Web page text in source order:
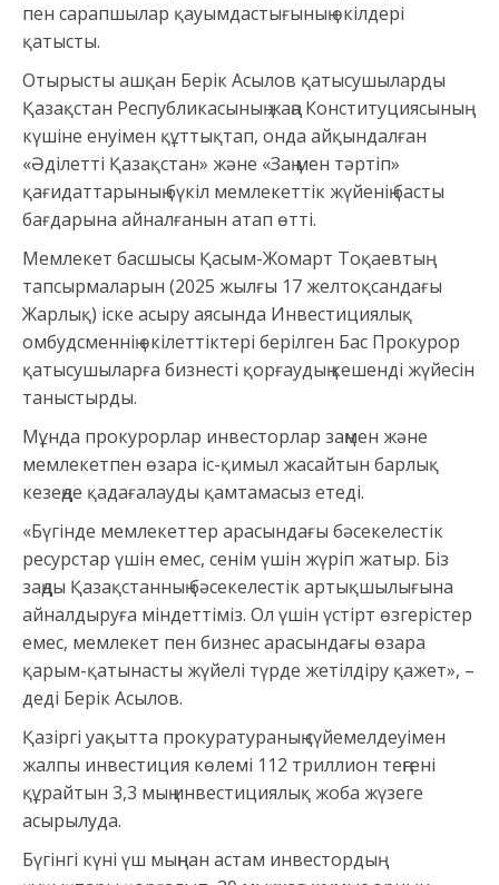
пен сарапшылар қауымдастығының өкілдері
қатысты.
Отырысты ашқан Берік Асылов қатысушыларды
Қазақстан Республикасының жаңа Конституциясының
күшіне енуімен құттықтап, онда айқындалған
«Әділетті Қазақстан» және «Заң мен тәртіп»
қағидаттарының бүкіл мемлекеттік жүйенің басты
бағдарына айналғанын атап өтті.
Мемлекет басшысы Қасым-Жомарт Тоқаевтың
тапсырмаларын (2025 жылғы 17 желтоқсандағы
Жарлық) іске асыру аясында Инвестициялық
омбудсменнің өкілеттіктері берілген Бас Прокурор
қатысушыларға бизнесті қорғаудың кешенді жүйесін
таныстырды.
Мұнда прокурорлар инвесторлар заңмен және
мемлекетпен өзара іс-қимыл жасайтын барлық
кезеңде қадағалауды қамтамасыз етеді.
«Бүгінде мемлекеттер арасындағы бәсекелестік
ресурстар үшін емес, сенім үшін жүріп жатыр. Біз
заңды Қазақстанның бәсекелестік артықшылығына
айналдыруға міндеттіміз. Ол үшін үстірт өзгерістер
емес, мемлекет пен бизнес арасындағы өзара
қарым-қатынасты жүйелі түрде жетілдіру қажет», –
деді Берік Асылов.
Қазіргі уақытта прокуратураның сүйемелдеуімен
жалпы инвестиция көлемі 112 триллион теңгені
құрайтын 3,3 мың инвестициялық жоба жүзеге
асырылуда.
Бүгінгі күні үш мыңнан астам инвестордың